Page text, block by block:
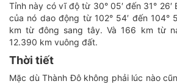
Tỉnh này có vĩ độ từ 30° 05′ đến 31° 26′
của nó dao động từ 102° 54′ đến 104°
km từ đông sang tây. Và 166 km từ
12.390 km vuông đất.
Thời tiết
Mặc dù Thành Đô không phải lúc nào